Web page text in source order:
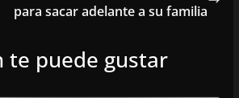
para sacar adelante a su familia
te puede gustar